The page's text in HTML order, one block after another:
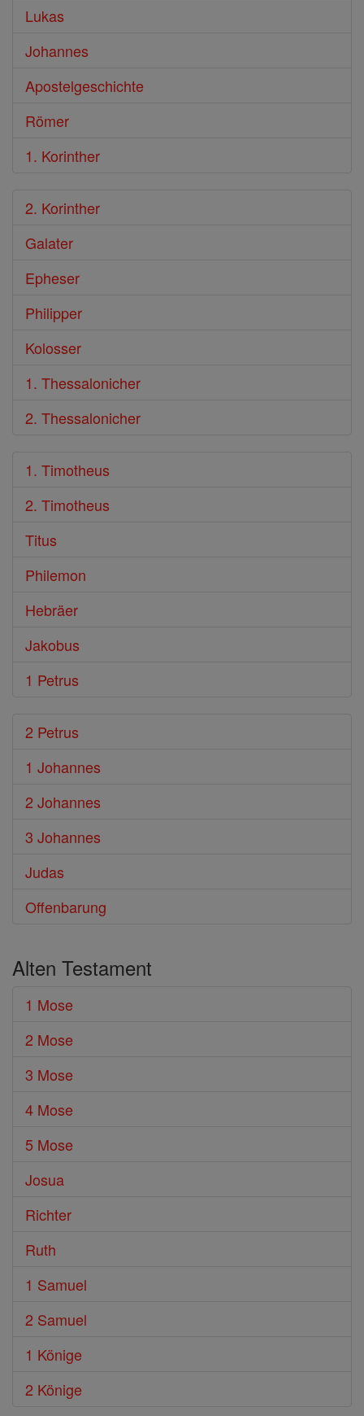
Lukas
Johannes
Apostelgeschichte
Römer
1. Korinther
2. Korinther
Galater
Epheser
Philipper
Kolosser
1. Thessalonicher
2. Thessalonicher
1. Timotheus
2. Timotheus
Titus
Philemon
Hebräer
Jakobus
1 Petrus
2 Petrus
1 Johannes
2 Johannes
3 Johannes
Judas
Offenbarung
Alten Testament
1 Mose
2 Mose
3 Mose
4 Mose
5 Mose
Josua
Richter
Ruth
1 Samuel
2 Samuel
1 Könige
2 Könige